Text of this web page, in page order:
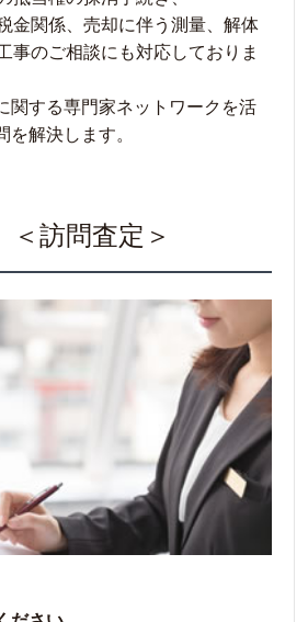
金関係、売却に伴う測量、解体
事のご相談にも対応しておりま
関する専門家ネットワークを活
を解決します。
訪問査定＞